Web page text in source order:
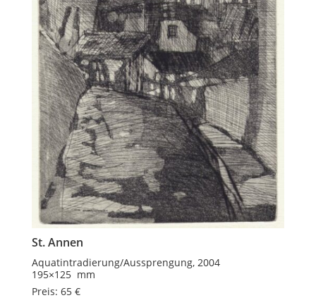
St. Annen
Aquatintradierung/Aussprengung, 2004
195×125 mm
Preis: 65 €